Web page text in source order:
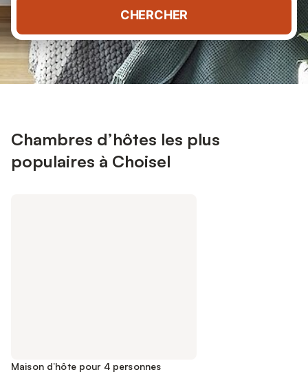
CHERCHER
Chambres d’hôtes les plus
populaires à Choisel
Maison d’hôte pour 4 personnes